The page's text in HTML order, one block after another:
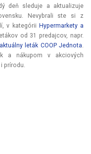
deň sleduje a aktualizuje
Nevybrali ste si z
v kategórii Hypermarkety a
od 31 predajcov, napr.
aktuálny leták COOP Jednota.
a nákupom v akciových
prírodu.